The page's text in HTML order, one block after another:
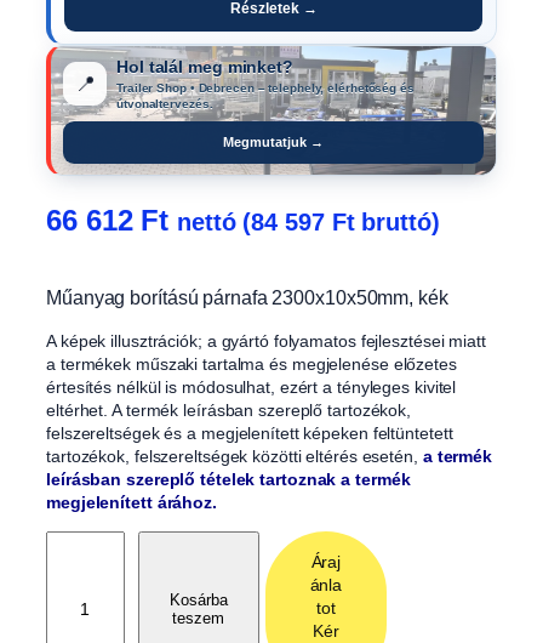
Részletek →
📍
Hol talál meg minket?
Trailer Shop • Debrecen – telephely, elérhetőség és
útvonaltervezés.
Megmutatjuk →
66 612 Ft nettó (84 597 Ftbruttó)
Műanyag borítású párnafa 2300x10x50mm, kék
A képek illusztrációk; a gyártó folyamatos fejlesztései miatt
a termékek műszaki tartalma és megjelenése előzetes
értesítés nélkül is módosulhat, ezért a tényleges kivitel
eltérhet. A termék leírásban szereplő tartozékok,
felszereltségek és a megjelenített képeken feltüntetett
tartozékok, felszereltségek közötti eltérés esetén, a termék
leírásban szereplő tételek tartoznak a termék
megjelenített árához.
Kosárba
teszem
Áraj
ánla
tot
Kér